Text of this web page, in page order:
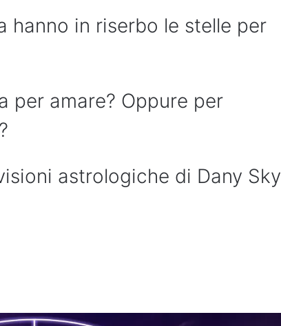
hanno in riserbo le stelle per
per amare? Oppure per
astrologiche di Dany Sky